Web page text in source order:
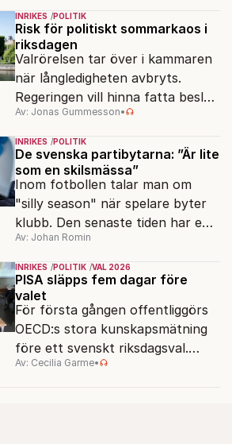
Sverige långsiktigt hållbart,
jämlikt och kriståligt.
INRIKES POLITIK
Risk för politiskt sommarkaos i
riksdagen
Valrörelsen tar över i kammaren
när långledigheten avbryts.
Regeringen vill hinna fatta beslut
före valet – men oppositionen
ser sin chans att pressa
Tidösidan.
Av: Jonas Gummesson•
INRIKES POLITIK
De svenska partibytarna: ”Är lite
som en skilsmässa”
Inom fotbollen talar man om
"silly season" när spelare byter
klubb. Den senaste tiden har en
rad svenska politiker bytt parti –
men varför, och vad skiljer
partiernas interna kulturer åt?
Av: Johan Romin
INRIKES POLITIK VAL 2026
PISA släpps fem dagar före
valet
För första gången offentliggörs
OECD:s stora kunskapsmätning
före ett svenskt riksdagsval.
Resultatet kan ge skolfrågan ny
Av: Cecilia Garme•